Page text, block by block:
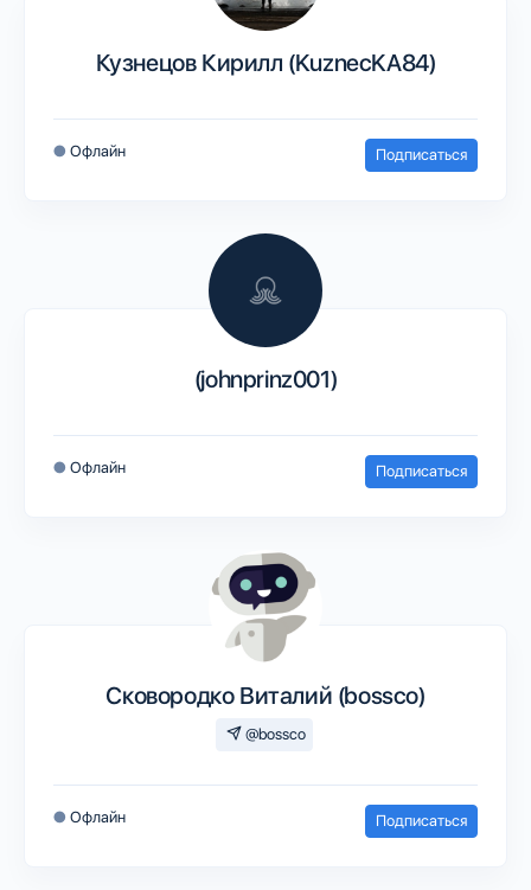
Кузнецов Кирилл (KuznecKA84)
● Офлайн Подписаться
(johnprinz001)
● Офлайн Подписаться
Сковородко Виталий (bossco)
@bossco
● Офлайн Подписаться